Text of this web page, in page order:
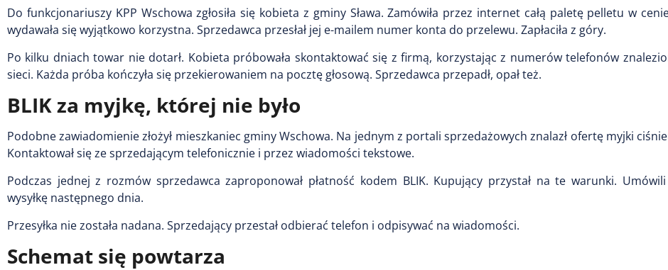
Do funkcjonariuszy KPP Wschowa zgłosiła się kobieta z gminy Sława. Zamówiła przez internet całą paletę pelletu w
wydawała się wyjątkowo korzystna. Sprzedawca przesłał jej e-mailem numer konta do przelewu. Zapłaciła z góry.
Po kilku dniach towar nie dotarł. Kobieta próbowała skontaktować się z firmą, korzystając z numerów telefonów
sieci. Każda próba kończyła się przekierowaniem na pocztę głosową. Sprzedawca przepadł, opał też.
BLIK za myjkę, której nie było
Podobne zawiadomienie złożył mieszkaniec gminy Wschowa. Na jednym z portali sprzedażowych znalazł ofertę myjki
Kontaktował się ze sprzedającym telefonicznie i przez wiadomości tekstowe.
Podczas jednej z rozmów sprzedawca zaproponował płatność kodem BLIK. Kupujący przystał na te warunki.
wysyłkę następnego dnia.
Przesyłka nie została nadana. Sprzedający przestał odbierać telefon i odpisywać na wiadomości.
Schemat się powtarza